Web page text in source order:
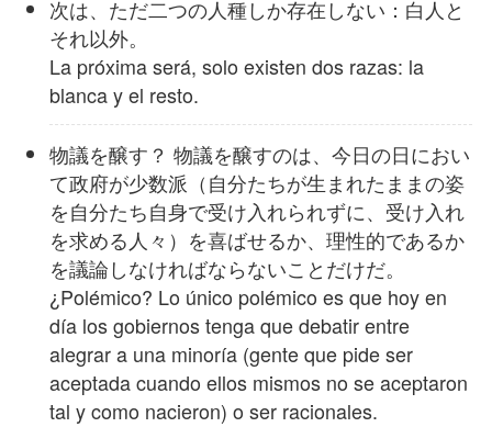
次は、ただ二つの人種しか存在しない：白人と
それ以外。
La próxima será, solo existen dos razas: la
blanca y el resto.
物議を醸す？ 物議を醸すのは、今日の日におい
て政府が少数派（自分たちが生まれたままの姿
を自分たち自身で受け入れられずに、受け入れ
を求める人々）を喜ばせるか、理性的であるか
を議論しなければならないことだけだ。
¿Polémico? Lo único polémico es que hoy en
día los gobiernos tenga que debatir entre
alegrar a una minoría (gente que pide ser
aceptada cuando ellos mismos no se aceptaron
tal y como nacieron) o ser racionales.